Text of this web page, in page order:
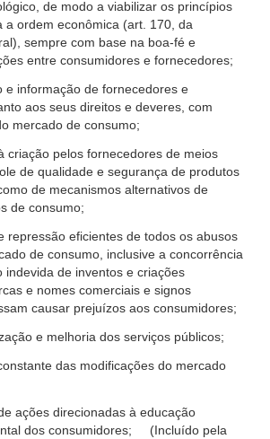
de modo a viabilizar os princípios
a ordem econômica (art. 170, da
sempre com base na boa-fé e
entre consumidores e fornecedores;
e informação de fornecedores e
aos seus direitos e deveres, com
mercado de consumo;
criação pelos fornecedores de meios
de qualidade e segurança de produtos
de mecanismos alternativos de
de consumo;
repressão eficientes de todos os abusos
de consumo, inclusive a concorrência
indevida de inventos e criações
e nomes comerciais e signos
causar prejuízos aos consumidores;
e melhoria dos serviços públicos;
das modificações do mercado
ações direcionadas à educação
dos consumidores; (Incluído pela